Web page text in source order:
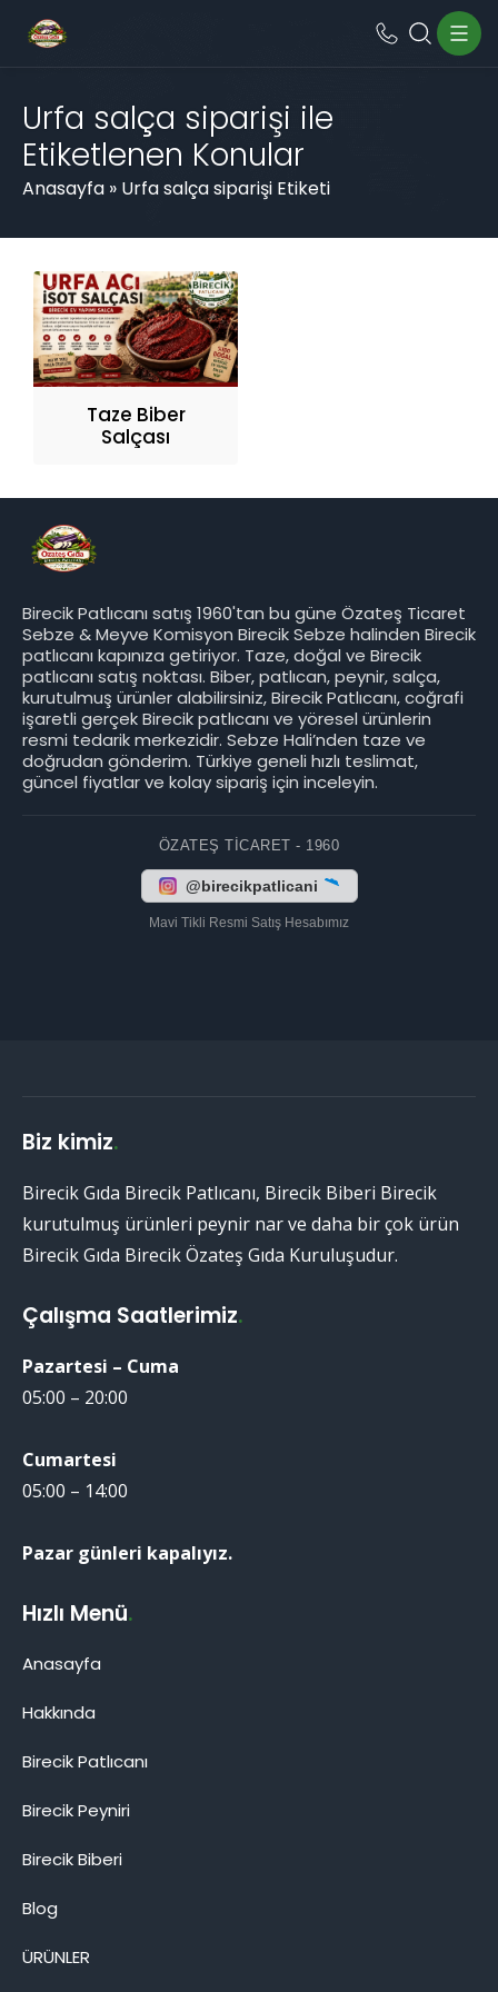
Urfa salça siparişi ile
Etiketlenen Konular
Anasayfa » Urfa salça siparişi Etiketi
Taze Biber
Salçası
Birecik Patlıcanı satış 1960'tan bu güne Özateş Ticaret
Sebze & Meyve Komisyon Birecik Sebze halinden Birecik
patlıcanı kapınıza getiriyor. Taze, doğal ve Birecik
patlıcanı satış noktası. Biber, patlıcan, peynir, salça,
kurutulmuş ürünler alabilirsiniz, Birecik Patlıcanı, coğrafi
işaretli gerçek Birecik patlıcanı ve yöresel ürünlerin
resmi tedarik merkezidir. Sebze Hali’nden taze ve
doğrudan gönderim. Türkiye geneli hızlı teslimat,
güncel fiyatlar ve kolay sipariş için inceleyin.
ÖZATEŞ TICARET - 1960
@birecikpatlicani
Mavi Tikli Resmi Satış Hesabımız
Biz kimiz.
Birecik Gıda Birecik Patlıcanı, Birecik Biberi Birecik
kurutulmuş ürünleri peynir nar ve daha bir çok ürün
Birecik Gıda Birecik Özateş Gıda Kuruluşudur.
Çalışma Saatlerimiz.
Pazartesi – Cuma
05:00 – 20:00
Cumartesi
05:00 – 14:00
Pazar günleri kapalıyız.
Hızlı Menü.
Anasayfa
Hakkında
Birecik Patlıcanı
Birecik Peyniri
Birecik Biberi
Blog
ÜRÜNLER